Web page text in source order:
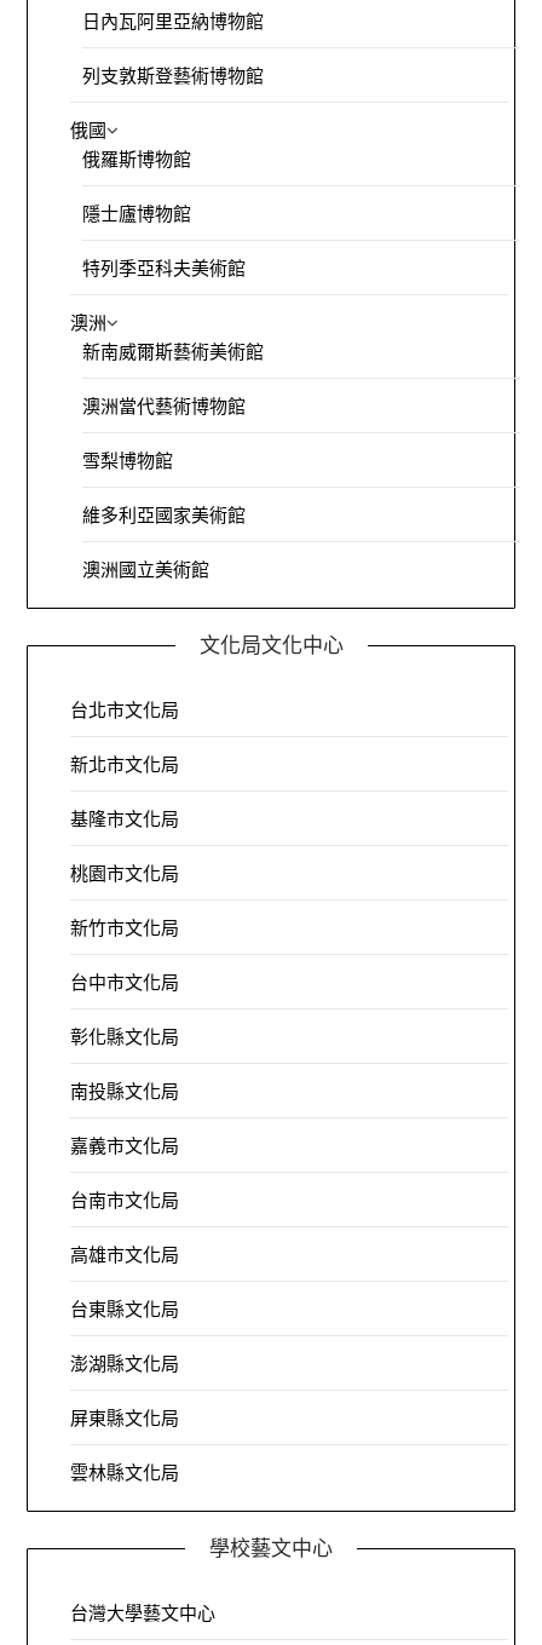
日內瓦阿里亞納博物館
列支敦斯登藝術博物館
俄國
俄羅斯博物館
隱士廬博物館
特列季亞科夫美術館
澳洲
新南威爾斯藝術美術館
澳洲當代藝術博物館
雪梨博物館
維多利亞國家美術館
澳洲國立美術館
文化局文化中心
台北市文化局
新北市文化局
基隆市文化局
桃園市文化局
新竹市文化局
台中市文化局
彰化縣文化局
南投縣文化局
嘉義市文化局
台南市文化局
高雄市文化局
台東縣文化局
澎湖縣文化局
屏東縣文化局
雲林縣文化局
學校藝文中心
台灣大學藝文中心